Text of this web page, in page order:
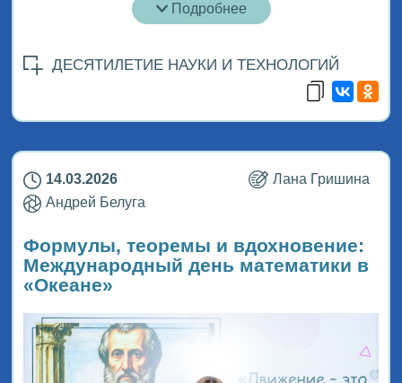
Подробнее
ДЕСЯТИЛЕТИЕ НАУКИ И ТЕХНОЛОГИЙ
14.03.2026
Лана Гришина
Андрей Белуга
Формулы, теоремы и вдохновение:
Международный день математики в
«Океане»